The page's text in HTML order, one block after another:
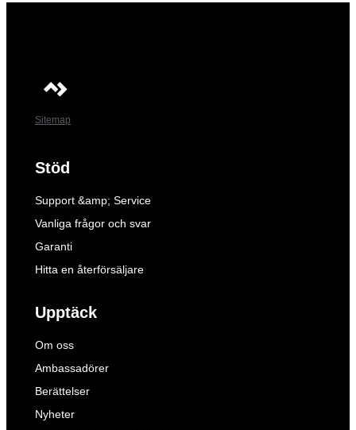
Sitemap
Stöd
Support &amp; Service
Vanliga frågor och svar
Garanti
Hitta en återförsäljare
Upptäck
Om oss
Ambassadörer
Berättelser
Nyheter